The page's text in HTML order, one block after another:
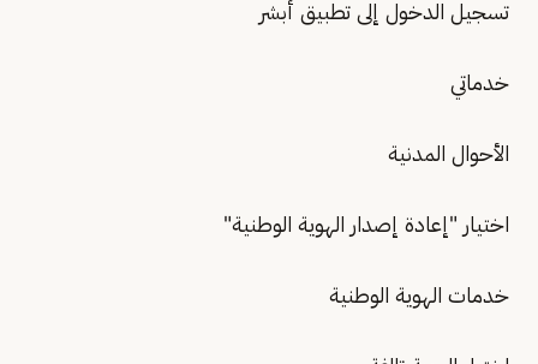
تسجيل الدخول إلى تطبيق أبشر
خدماتي
الأحوال المدنية
اختيار "إعادة إصدار الهوية الوطنية"
خدمات الهوية الوطنية